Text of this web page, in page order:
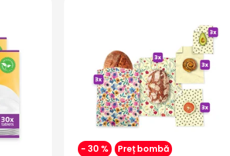
- 30 % Preț bombă